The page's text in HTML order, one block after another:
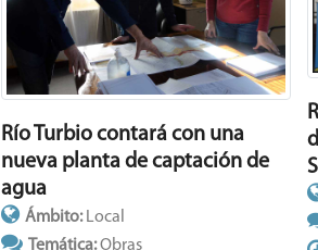
Río Turbio contará con una
nueva planta de captación de
agua
Ámbito: Local
Temática:Obras